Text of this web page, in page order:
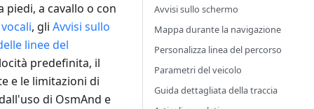
a cavallo o con
, gli Avvisi sullo
linee del
predefinita, il
e le limitazioni di
di OsmAnd e
Avvisi sullo schermo
Mappa durante la navigazione
Personalizza linea del percorso
Parametri del veicolo
Guida dettagliata della traccia